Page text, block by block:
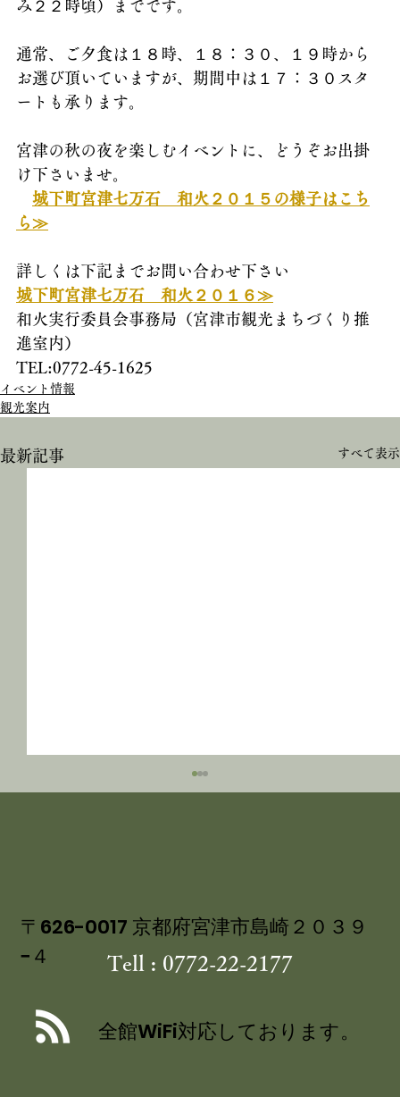
み２２時頃）までです。
通常、ご夕食は１８時、１８：３０、１９時から
お選び頂いていますが、期間中は１７：３０スタ
ートも承ります。
宮津の秋の夜を楽しむイベントに、どうぞお出掛
け下さいませ。
城下町宮津七万石　和火２０１５の様子はこち
ら≫
詳しくは下記までお問い合わせ下さい
城下町宮津七万石　和火２０１６≫
和火実行委員会事務局（宮津市観光まちづくり推
進室内）
TEL:0772-45-1625
イベント情報
観光案内
最新記事 すべて表示
ーナーにて 茶六別館の食事処・四季膳
〒626-0017 京都府宮津市島崎２０３９
−４
Tell : 0772-22-2177
全館WiFi対応しております。